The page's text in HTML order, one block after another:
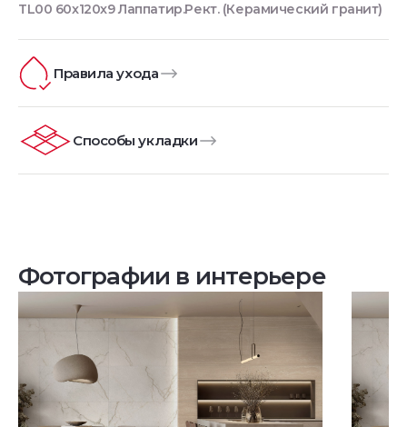
TL00 60x120x9 Лаппатир.Рект. (Керамический гранит)
Правила ухода
Способы укладки
Фотографии в интерьере